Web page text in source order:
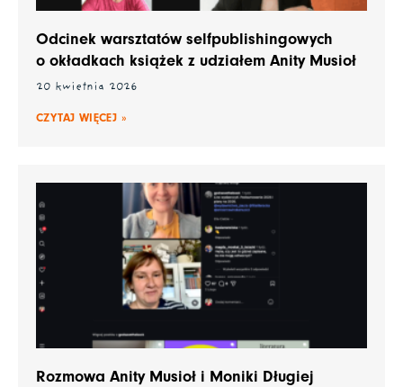
Odcinek warsztatów selfpublishingowych
o okładkach książek z udziałem Anity Musioł
20 kwietnia 2026
CZYTAJ WIĘCEJ »
Rozmowa Anity Musioł i Moniki Długiej